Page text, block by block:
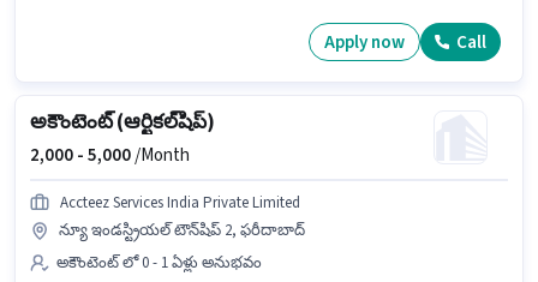
Apply now Call
అకౌంటెంట్ (ఆర్టికల్‌షిప్)
2,000 -5,000/Month
Accteez Services India Private Limited
న్యూ ఇండస్ట్రియల్ టౌన్‌షిప్ 2, ఫరీదాబాద్
అకౌంటెంట్ లో 0 - 1 ఏళ్లు అనుభవం